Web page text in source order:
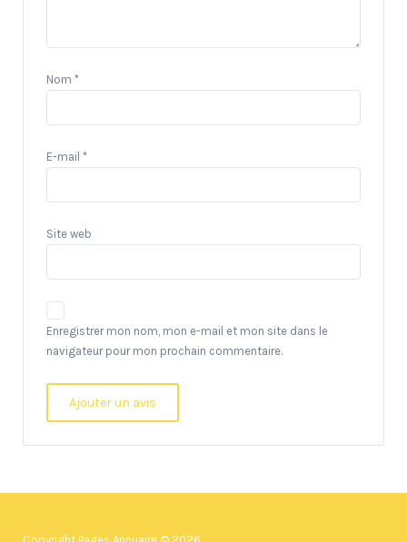
Nom *
E-mail *
Site web
Enregistrer mon nom, mon e-mail et mon site dans le
navigateur pour mon prochain commentaire.